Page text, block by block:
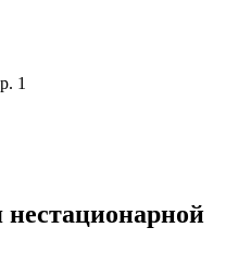
1
нестационарной